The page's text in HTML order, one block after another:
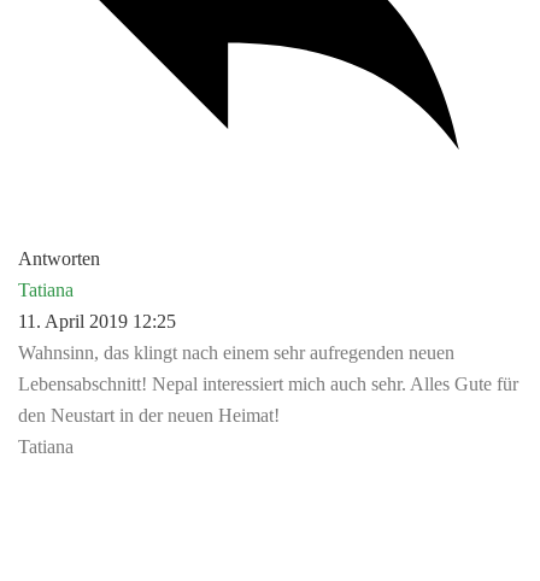
Antworten
Tatiana
11. April 2019 12:25
Wahnsinn, das klingt nach einem sehr aufregenden neuen
Lebensabschnitt! Nepal interessiert mich auch sehr. Alles Gute für
den Neustart in der neuen Heimat!
Tatiana